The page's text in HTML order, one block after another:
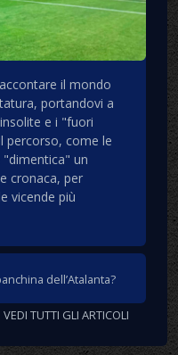
il mondo
portandovi a
e i "fuori
percorso, come le
"dimentica" un
cronaca, per
vicende più
dell’Atalanta?
VEDI TUTTI GLI ARTICOLI